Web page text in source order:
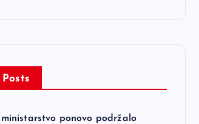
Posts
ministarstvo ponovo podržalo